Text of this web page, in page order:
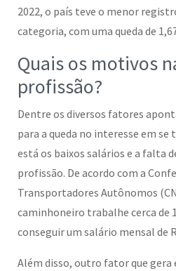
2022, o país teve o menor
categoria, com uma queda de
Quais os motivos
profissão?
Dentre os diversos fatores
para a queda no interesse em
está os baixos salários e a falta
profissão. De acordo com a
Transportadores Autônomos
caminhoneiro trabalhe cerca de
conseguir um salário mensal de
Além disso, outro fator que gera